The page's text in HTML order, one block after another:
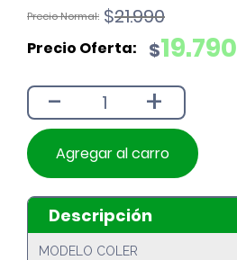
$21.990
El
original
$21.990.
$19.790
El
actual
$19.790.
- +
Agregar al carro
Descripción
MODELO COLER